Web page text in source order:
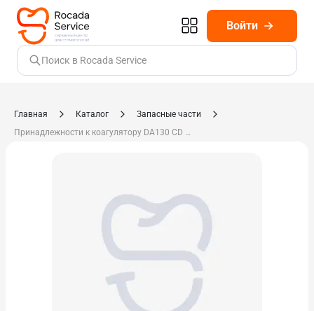
Войти
Поиск в Rocada Service
Главная Каталог
Запасные части
Принадлежности к коагулятору DA130 CD 610.58-00-00